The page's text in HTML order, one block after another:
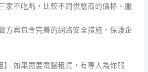
家不吃虧，比較不同供應商的價格、服
方案包含完善的網路安全措施，保護企
】 如果需要電腦租賃，有專人為你服